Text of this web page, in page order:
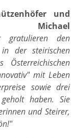
und
Michael
gratulieren den
der steirischen
mit Leben
sowie drei
haben. Sie
und Steirer,